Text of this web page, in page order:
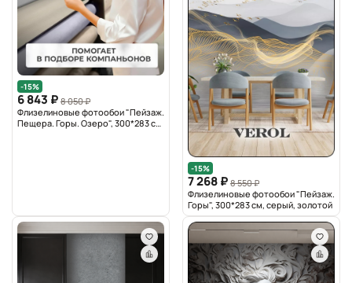
-15%
6 843 ₽ 8 050 ₽
Флизелиновые фотообои "Пейзаж.
Пещера. Горы. Озеро", 300*283 см,
-15%
7 268 ₽ 8 550 ₽
Флизелиновые фотообои "Пейзаж.
Горы", 300*283 см, серый, золотой